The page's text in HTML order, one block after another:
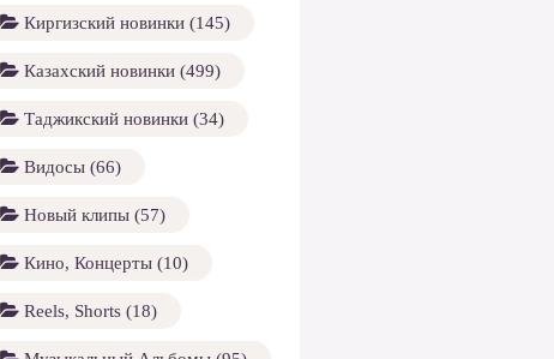
Киргизский новинки (145)
Казахский новинки (499)
Таджикский новинки (34)
Видосы (66)
Новый клипы (57)
Кино, Концерты (10)
Reels, Shorts (18)